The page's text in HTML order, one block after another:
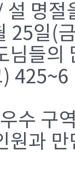
설 명절
25일(
님들의
425~6
수 구
원과